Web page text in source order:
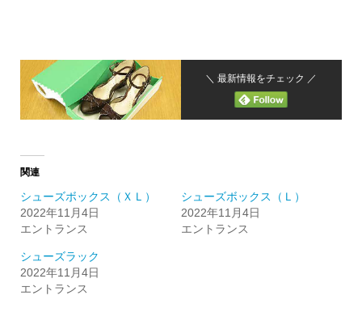
＼ 最新情報をチェック ／
関連
シューズボックス（ＸＬ）
2022年11月4日
エントランス
シューズボックス（Ｌ）
2022年11月4日
エントランス
シューズラック
2022年11月4日
エントランス